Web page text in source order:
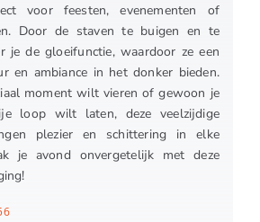
voor feesten, evenementen of
Door de staven te buigen en te
je de gloeifunctie, waardoor ze een
en ambiance in het donker bieden.
moment wilt vieren of gewoon je
loop wilt laten, deze veelzijdige
plezier en schittering in elke
je avond onvergetelijk met deze